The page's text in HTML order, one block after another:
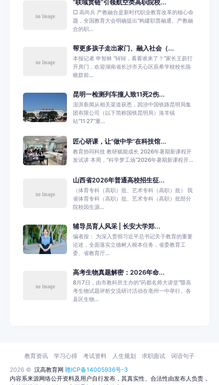
“联域贯链”引领航空类高职院校...
□ 高尚兵 产教融合是新时代职业教育改革的核心命
题，全国教育大会明确提出“构建职普融通、产教融
合的职...
帮更多孩子走出家门、融入社会（...
本报记者 申智林 “轲轲，看看谁来了？”家长王蔚打
开房门，欢迎湖南省长沙市天心区辰希学校校长陈
晓群前...
昆明一检测列车撞人致11死2伤...
澎湃新闻从相关渠道获悉，因涉中国铁路昆明局集
团有限公司（以下简称国铁昆明局）洛羊镇
站“11·27”重...
匠心研课，让“做中学”在科技馆...
教育协同科技 教研赋能成长 2026年暑期新课程开
发试讲 本周，“科学梦工场”2026年暑期新课程开...
山西省2026年普通高校招生征...
（体育专科（高职）批、艺术专科（高职）批） 我
省体育专科（高职）批、艺术专科（高职）批部分
院校因生源...
辅导员育人风采 | 长安大学郑...
编者按： 为深入贯彻习近平总书记关于教育的重要
论述，全面落实立德树人根本任务，省委教育工
委、省教育厅...
高考生物真题解密：2026年命...
8月7日，由市教科所主办的“药都名师大讲堂”暨高
考生物试题评析交流研讨活动在亳州一中举行。各
县区生物...
2026 © 汉高教育网 赣ICP备14005936号-3
内容系来源网络公开资料及用户自行发布，其真实性、合法性由发布人负责，
教育资讯 学习心得 考试资料 人生规划 求职面试 词语句子